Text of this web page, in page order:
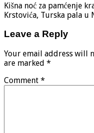
Kišna noć za pamćenje
Krstovića, Turska pala
Leave a Reply
Your email address will
are marked *
Comment *